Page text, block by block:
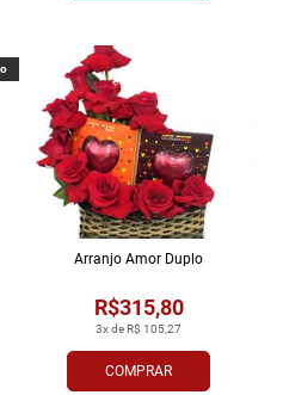
COMPRAR
3x de R$ 105,27
R$315,80
Arranjo Amor Duplo